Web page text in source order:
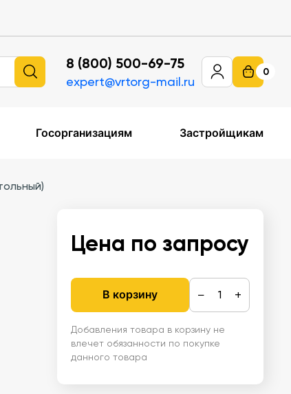
8 (800) 500-69-75
expert@vrtorg-mail.ru
0
Госорганизациям Застройщикам
Цена по запросу
В корзину − +
Добавления товара в корзину не
влечет обязанности по покупке
данного товара